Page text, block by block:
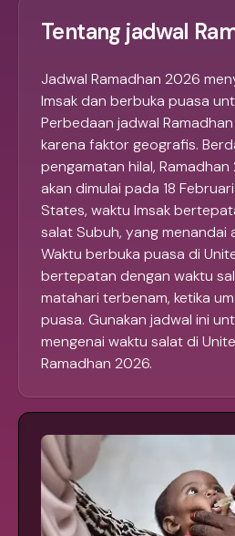
Tentang jadwal
Jadwal Ramadhan 2026
Imsak dan berbuka puasa
Perbedaan jadwal
karena faktor geografis.
pengamatan hilal,
akan dimulai pada 18
States, waktu Imsak
salat Subuh, yang menandai
Waktu berbuka puasa di
bertepatan dengan waktu
matahari terbenam, ketika
puasa. Gunakan jadwal ini
mengenai waktu salat di
Ramadhan 2026.